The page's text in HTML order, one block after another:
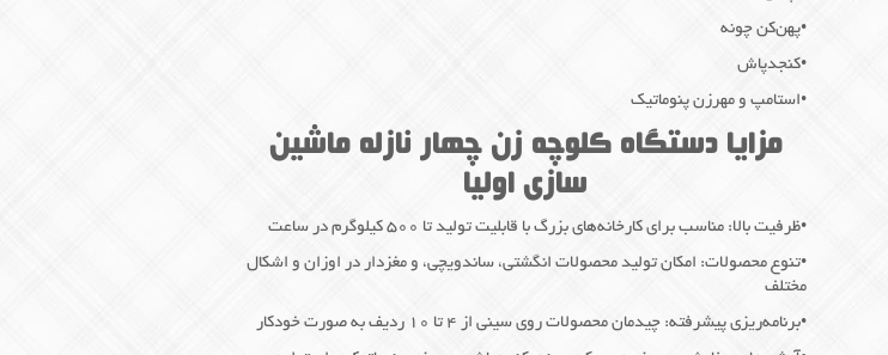
•پهن‌کن چونه
•کنجدپاش
•استامپ و مهرزن پنوماتیک
مزایا دستگاه کلوچه زن چهار نازله ماشین
سازی اولیا
•ظرفیت بالا: مناسب برای کارخانه‌های بزرگ با قابلیت تولید تا ۵۰۰ کیلوگرم در ساعت
•تنوع محصولات: امکان تولید محصولات انگشتی، ساندویچی، و مغزدار در اوزان و اشکال
مختلف
•برنامه‌ریزی پیشرفته: چیدمان محصولات روی سینی از ۴ تا ۱۰ ردیف به صورت خودکار